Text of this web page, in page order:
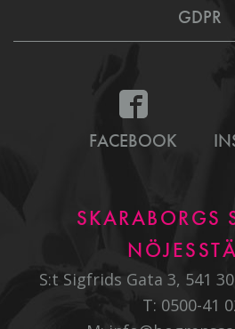
GDPR
FACEBOOK
SKARABORGS
S:t Sigfrids Gata 3, 541
T: 0500-41